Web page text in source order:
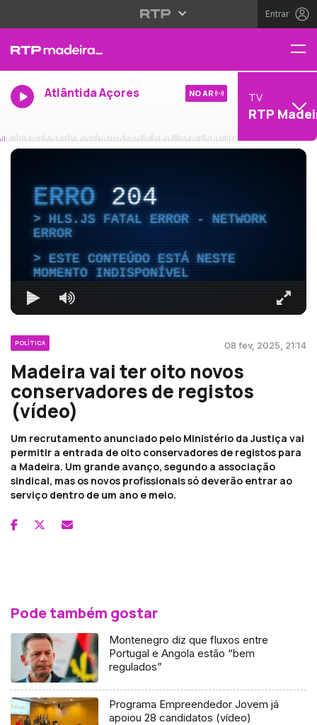
Entrar
Atlântida Açores NO AR TV
RTP
ERRO204
HLS.JS FATAL ERROR - NETWORK
ERROR
ESTE CONTEÚDO ESTÁ NESTE
MOMENTO INDISPONÍVEL
POLÍTICA 08 fev, 2025, 21:14
Madeira vai ter oito novos
conservadores de registos
(vídeo)
Um recrutamento anunciado pelo Ministério da Justiça vai
permitir a entrada de oito conservadores de registos para
a Madeira. Um grande avanço, segundo a associação
sindical, mas os novos profissionais só deverão entrar ao
serviço dentro de um ano e meio.
Pode também gostar
Montenegro diz que fluxos entre
Portugal e Angola estão “bem
regulados”
Programa Empreendedor Jovem já
apoiou 28 candidatos (vídeo)